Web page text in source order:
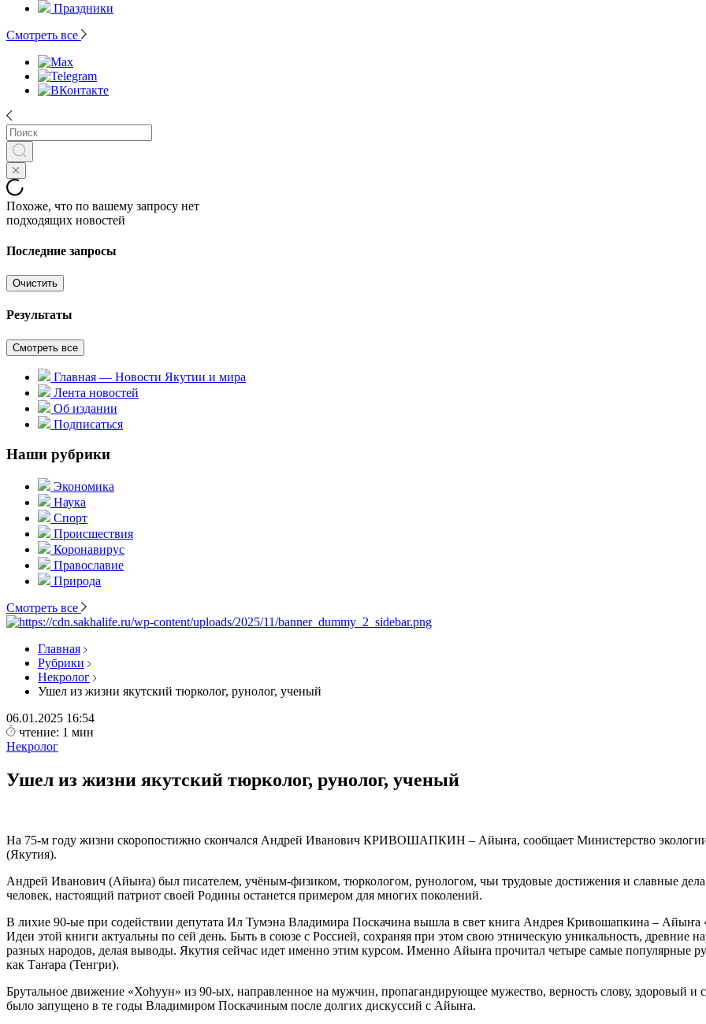
Праздники
Смотреть все
Похоже, что по вашему запросу нет
подходящих новостей
Последние запросы
Очистить
Результаты
Смотреть все
Главная — Новости Якутии и мира
Лента новостей
Об издании
Подписаться
Наши рубрики
Экономика
Наука
Спорт
Происшествия
Коронавирус
Православие
Природа
Смотреть все
Главная
Рубрики
Некролог
Ушел из жизни якутский тюрколог, рунолог, ученый
06.01.2025 16:54
чтение: 1 мин
Некролог
Ушел из жизни якутский тюрколог, рунолог, ученый
На 75-м году жизни скоропостижно скончался Андрей Иванович КРИВОШАПКИН – Айыҥа, сообщает Министерство экологии,
(Якутия).
Андрей Иванович (Айыҥа) был писателем, учёным-физиком, тюркологом, рунологом, чьи трудовые достижения и славные дела
человек, настоящий патриот своей Родины останется примером для многих поколений.
В лихие 90-ые при содействии депутата Ил Тумэна Владимира Поскачина вышла в свет книга Андрея Кривошапкина – Айыҥа
Идеи этой книги актуальны по сей день. Быть в союзе с Россией, сохраняя при этом свою этническую уникальность, древние
разных народов, делая выводы. Якутия сейчас идет именно этим курсом. Именно Айыҥа прочитал четыре самые популярные
как Таҥара (Тенгри).
Брутальное движение «Хоhуун» из 90-ых, направленное на мужчин, пропагандирующее мужество, верность слову, здоровый
было запущено в те годы Владимиром Поскачиным после долгих дискуссий с Айыҥа.